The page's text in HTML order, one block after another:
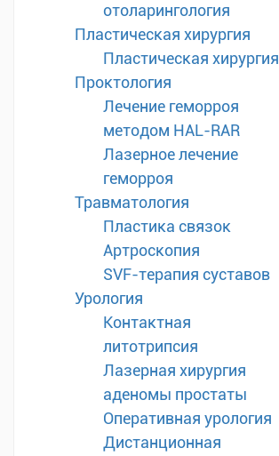
отоларингология
Пластическая хирургия
Пластическая хирургия
Проктология
Лечение геморроя
методом HAL-RAR
Лазерное лечение
геморроя
Травматология
Пластика связок
Артроскопия
SVF-терапия суставов
Урология
Контактная
литотрипсия
Лазерная хирургия
аденомы простаты
Оперативная урология
Дистанционная